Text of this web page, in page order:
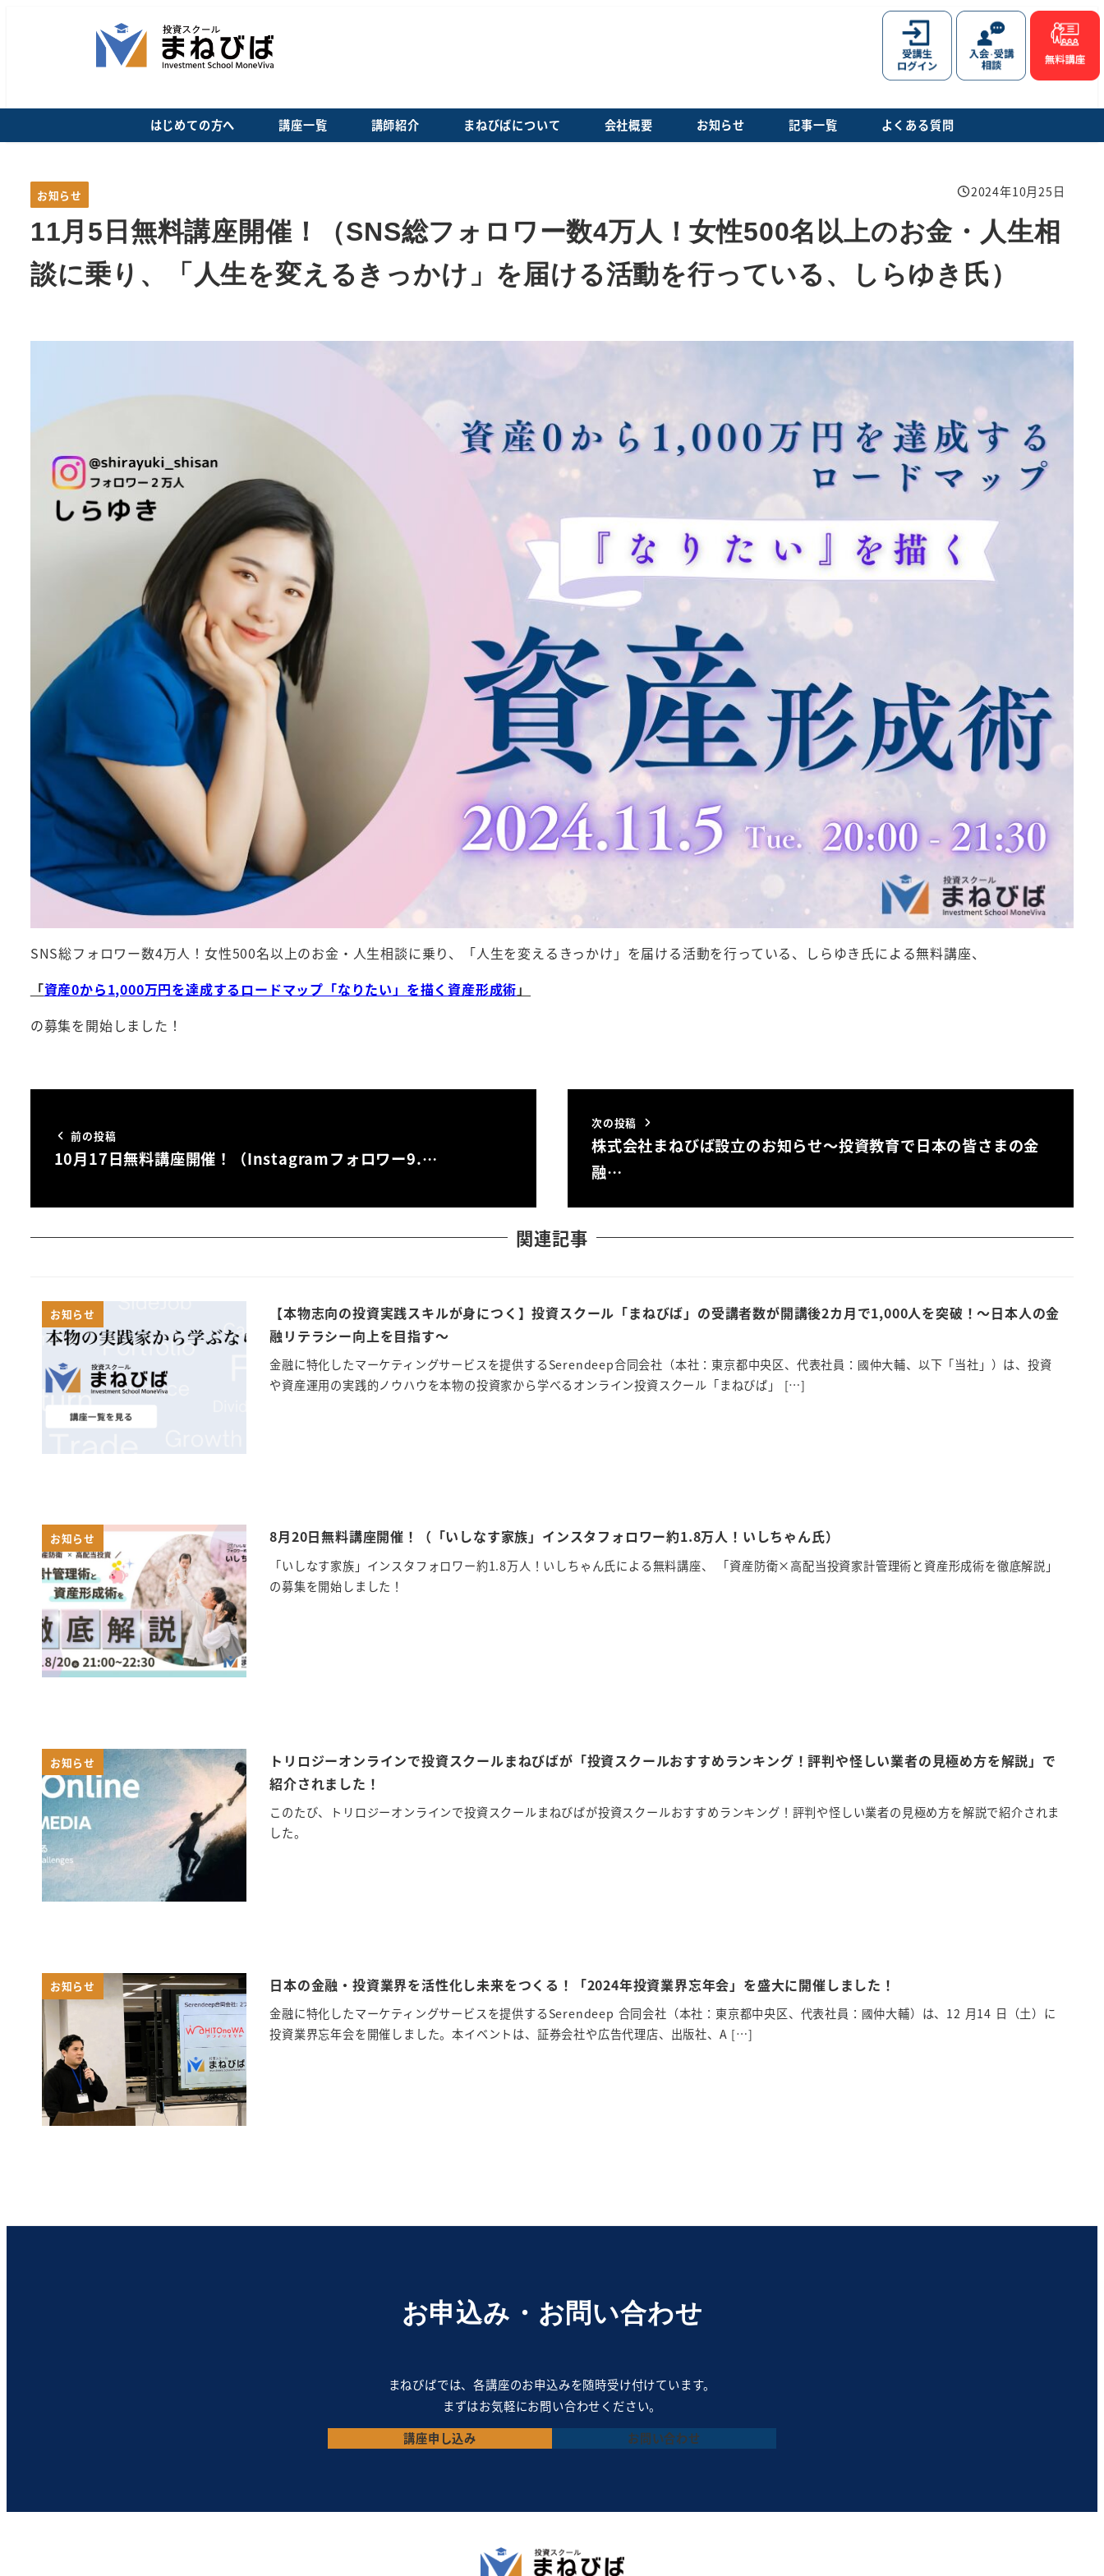
ン
はじめての方へ 講座一覧 講師紹介 まねびばについて 会社概要 お知らせ 記事一覧 よくある質問
11月5日無料講座開催！（SNS総フォロワー数4万人！女性500名以上のお金・人生相
談に乗り、「人生を変えるきっかけ」を届ける活動を行っている、しらゆき氏）
投稿日
2024年10月25日
カテゴリー
お知らせ
SNS総フォロワー数4万人！女性500名以上のお金・人生相談に乗り、「人生を変えるきっかけ」を届ける活動を行っている、しらゆき氏による無料講座、
「資産0から1,000万円を達成するロードマップ「なりたい」を描く資産形成術」
の募集を開始しました！
前の投稿
10月17日無料講座開催！（Instagramフォロワー9.…
次の投稿
株式会社まねびば設立のお知らせ～投資教育で日本の皆さまの金
融…
関連記事
お知らせ
【本物志向の投資実践スキルが身につく】投資スクール「まねびば」の受講者数が開講後2カ月で1,000人を突破！～日本人の金
融リテラシー向上を目指す～
金融に特化したマーケティングサービスを提供するSerendeep合同会社（本社：東京都中央区、代表社員：國仲大輔、以下「当社」）は、投資
や資産運用の実践的ノウハウを本物の投資家から学べるオンライン投資スクール「まねびば」 […]
投稿日
2024年7月24日
お知らせ 8月20日無料講座開催！（「いしなす家族」インスタフォロワー約1.8万人！いしちゃん氏）
「いしなす家族」インスタフォロワー約1.8万人！いしちゃん氏による無料講座、 「資産防衛×高配当投資家計管理術と資産形成術を徹底解説」
の募集を開始しました！
投稿日
2024年8月4日
お知らせ
トリロジーオンラインで投資スクールまねびばが「投資スクールおすすめランキング！評判や怪しい業者の見極め方を解説」で
紹介されました！
このたび、トリロジーオンラインで投資スクールまねびばが投資スクールおすすめランキング！評判や怪しい業者の見極め方を解説で紹介されま
した。
投稿日
2025年1月29日
お知らせ 日本の金融・投資業界を活性化し未来をつくる！「2024年投資業界忘年会」を盛大に開催しました！
金融に特化したマーケティングサービスを提供するSerendeep 合同会社（本社：東京都中央区、代表社員：國仲大輔）は、12 月14 日（土）に
投資業界忘年会を開催しました。本イベントは、証券会社や広告代理店、出版社、A […]
投稿日
2024年12月17日
お申込み・お問い合わせ
まねびばでは、各講座のお申込みを随時受け付けています。
まずはお気軽にお問い合わせください。
講座申し込み お問い合わせ